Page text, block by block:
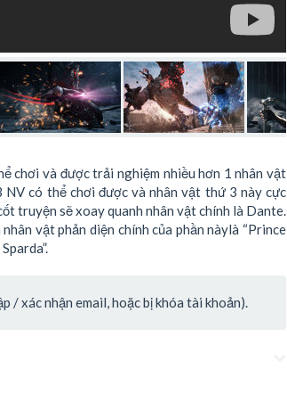
chơi và được trải nghiệm nhiều hơn 1 nhân vật
có thể chơi được và nhân vật thứ 3 này cực
truyện sẽ xoay quanh nhân vật chính là Dante.
vật phản diện chính của phần nàylà “Prince
/ xác nhận email, hoặc bị khóa tài khoản).